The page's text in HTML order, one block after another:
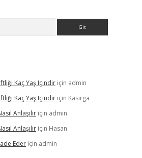
Kaç Yaş Içindir için admin
Kaç Yaş Içindir için Kasırga
Anlaşılır için admin
Anlaşılır için Hasan
Eder için admin